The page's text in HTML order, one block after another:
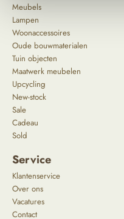
Meubels
Lampen
Woonaccessoires
Oude bouwmaterialen
Tuin objecten
Maatwerk meubelen
Upcycling
New-stock
Sale
Cadeau
Sold
Service
Klantenservice
Over ons
Vacatures
Contact